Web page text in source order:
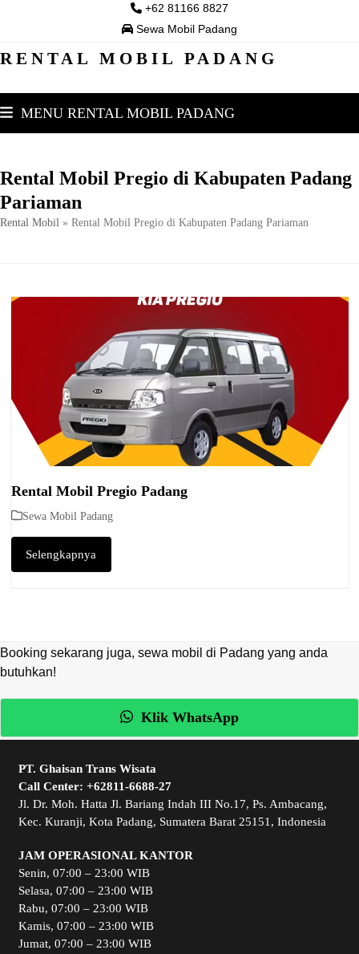
+62 81166 8827
Sewa Mobil Padang
RENTAL MOBIL PADANG
MENU RENTAL MOBIL PADANG
Rental Mobil Pregio di Kabupaten Padang
Pariaman
Rental Mobil » Rental Mobil Pregio di Kabupaten Padang Pariaman
Rental Mobil Pregio Padang
Sewa Mobil Padang
Selengkapnya
Booking sekarang juga, sewa mobil di Padang yang anda
butuhkan!
Klik WhatsApp
PT. Ghaisan Trans Wisata
Call Center: +62811-6688-27
Jl. Dr. Moh. Hatta Jl. Bariang Indah III No.17, Ps. Ambacang,
Kec. Kuranji, Kota Padang, Sumatera Barat 25151, Indonesia
JAM OPERASIONAL KANTOR
Senin, 07:00 – 23:00 WIB
Selasa, 07:00 – 23:00 WIB
Rabu, 07:00 – 23:00 WIB
Kamis, 07:00 – 23:00 WIB
Jumat, 07:00 – 23:00 WIB